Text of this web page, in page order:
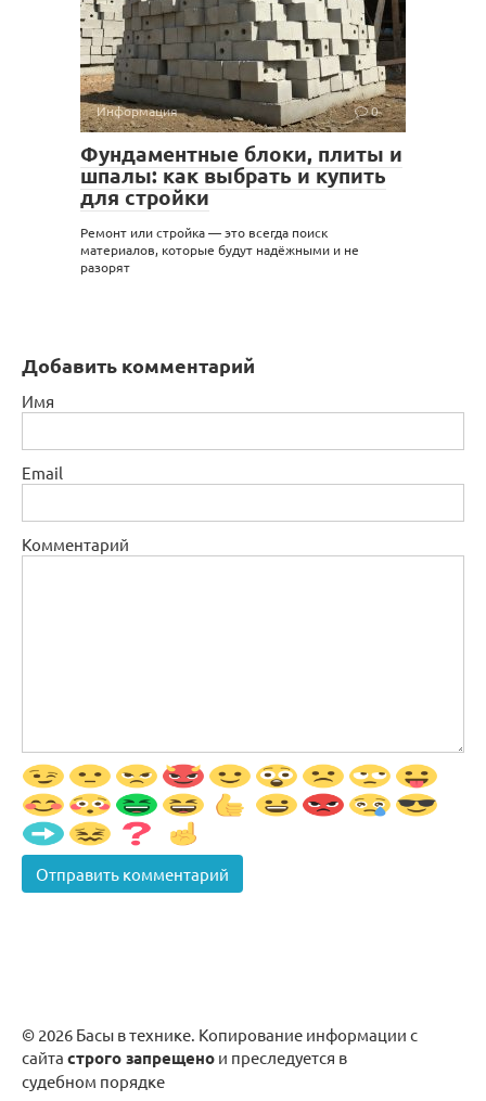
Информация 0
Фундаментные блоки, плиты и
шпалы: как выбрать и купить
для стройки
Ремонт или стройка — это всегда поиск
материалов, которые будут надёжными и не
разорят
Добавить комментарий
Имя
Email
Комментарий
© 2026 Басы в технике. Копирование информации с
сайта строго запрещено и преследуется в
судебном порядке